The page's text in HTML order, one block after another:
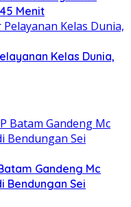
Menit
Kelas Dunia,
Gandeng Mc
Bendungan Sei